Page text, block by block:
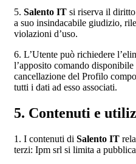
5. Salento IT si riserva il
a suo insindacabile giudizio,
violazioni d’uso.
6. L’Utente può richiedere
l’apposito comando disponibile
cancellazione del Profilo
tutti i dati ad esso associati.
5. Contenuti e
1. I contenuti di Salento IT
terzi: Ipm srl si limita a